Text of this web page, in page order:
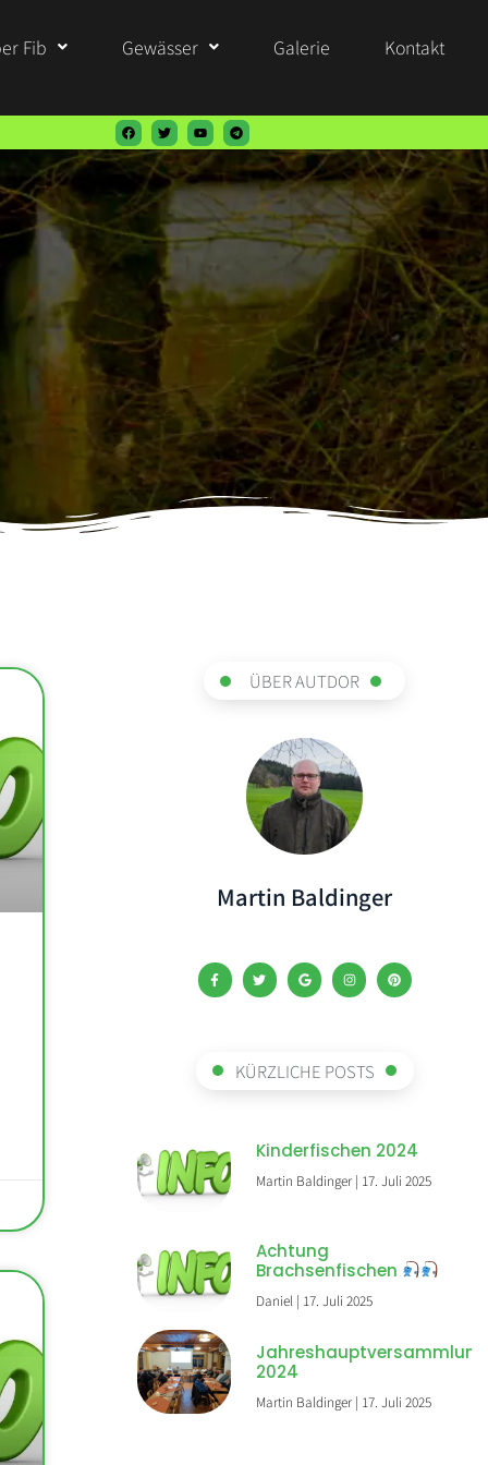
Fib Gewässer Galerie Kontakt
ÜBER AUTDOR
Martin Baldinger
KÜRZLICHE POSTS
Kinderfischen 2024
Martin Baldinger 17. Juli 2025
Achtung
Brachsenfischen
Daniel 17. Juli 2025
Jahreshauptversammlung
2024
Martin Baldinger 17. Juli 2025